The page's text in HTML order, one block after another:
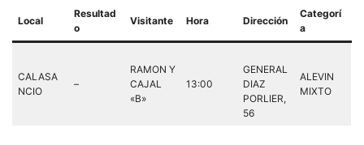
Local
Resultad
o
Visitante Hora Dirección
Categorí
a
CALASA
NCIO
–
RAMON Y
CAJAL
«B»
13:00
GENERAL
DIAZ
PORLIER,
56
ALEVIN
MIXTO